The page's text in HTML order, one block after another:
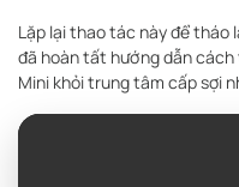
Lặp lại thao tác này để tháo
đã hoàn tất hướng dẫn cách
Mini khỏi trung tâm cấp sợi